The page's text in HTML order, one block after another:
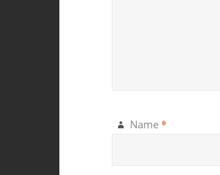
Name *